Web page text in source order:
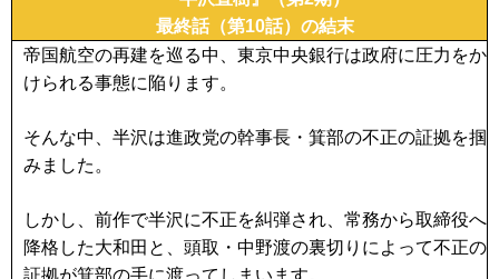
最終話（第10話）の結末
帝国航空の再建を巡る中、東京中央銀行は政府に圧力をか
けられる事態に陥ります。
そんな中、半沢は進政党の幹事長・箕部の不正の証拠を掴
みました。
しかし、前作で半沢に不正を糾弾され、常務から取締役へ
降格した大和田と、頭取・中野渡の裏切りによって不正の